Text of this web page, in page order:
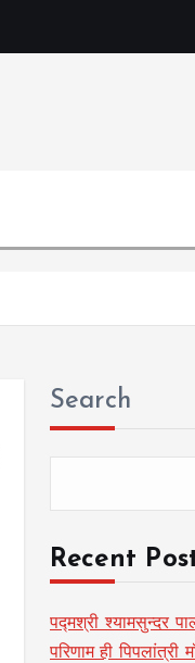
Search
Recent
पद्मश्री श्यामसुन्दर
परिणाम ही पिपलांत्री